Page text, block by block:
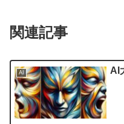
関連記事
AI AI